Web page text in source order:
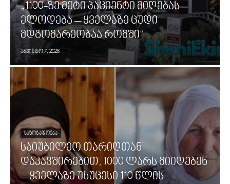
„1100-ზე მეტი პაციენტი მიღებას
ელოდება – ყველაზე ცუდი
მდგომარეობაა რომში“
აგვისტო 7, 2026
ᲡᲐᲖᲝᲒᲐᲓᲝᲔᲑᲐ
საიუბილეო თარიღთან
დაკავშირებით, 1000 ლარს მიიღებენ
– ყველაზე უხუცესი 110 წლის